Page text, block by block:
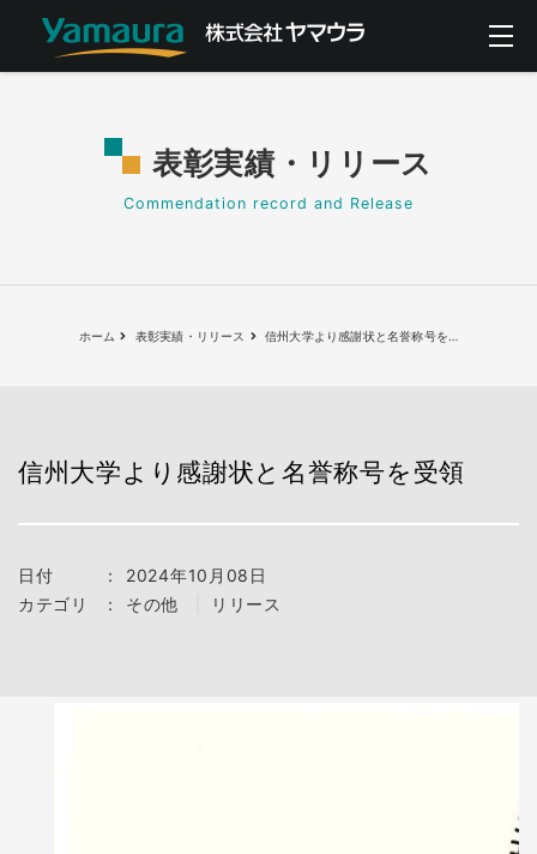
表彰実績・リリース
Commendation record and Release
ホーム 表彰実績・リリース 信州大学より感謝状と名誉称号を
信州大学より感謝状と名誉称号を受領
日付 ：
2024年10月08日
カテゴリ
： その他 リリース